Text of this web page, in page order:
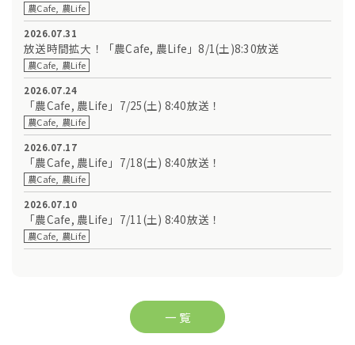
農Cafe, 農Life
2026.07.31
放送時間拡大！「農Cafe, 農Life」8/1(土)8:30放送
農Cafe, 農Life
2026.07.24
「農Cafe, 農Life」7/25(土) 8:40放送！
農Cafe, 農Life
2026.07.17
「農Cafe, 農Life」7/18(土) 8:40放送！
農Cafe, 農Life
2026.07.10
「農Cafe, 農Life」7/11(土) 8:40放送！
農Cafe, 農Life
一 覧